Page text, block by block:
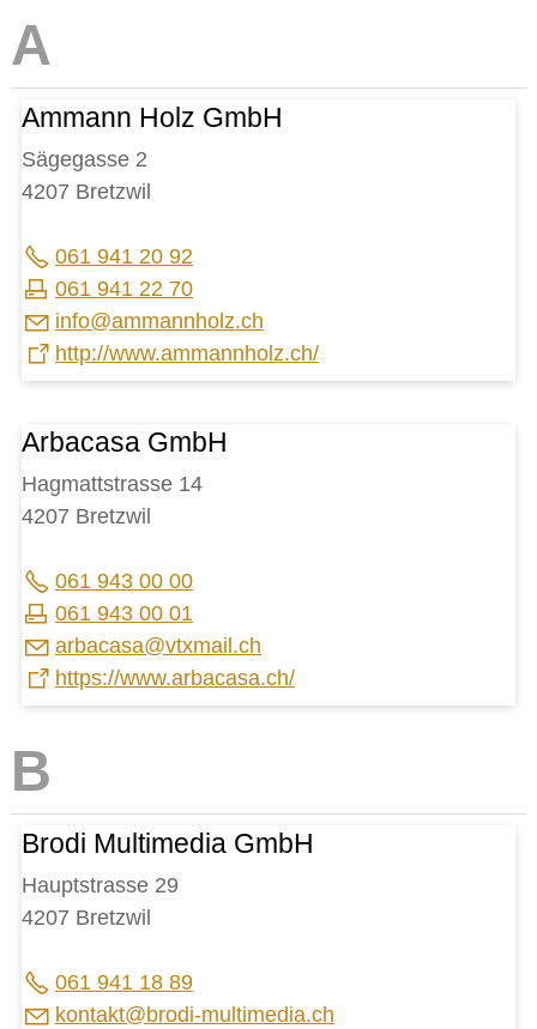
Baselbieter Wirtschaftsförderung
Firmen-/ Handwerksverzeichnis
Online-Schalter für Unternehmen
STICHWORTVERZEICHNIS
GÄSTEBUCH
LINKS
Startseite
Inhalt
Kontakt
Datenschutz
Druckansicht
Ammann Holz GmbH
Sägegasse 2
4207 Bretzwil
061 941 20 92
061 941 22 70
nf
mm nnh lz ch
http://www.ammannholz.ch/
Arbacasa GmbH
Hagmattstrasse 14
4207 Bretzwil
061 943 00 00
061 943 00 01
rb c s vtxm l ch
https://www.arbacasa.ch/
Brodi Multimedia GmbH
Hauptstrasse 29
4207 Bretzwil
061 941 18 89
k nt kt br d -m lt m d
ch